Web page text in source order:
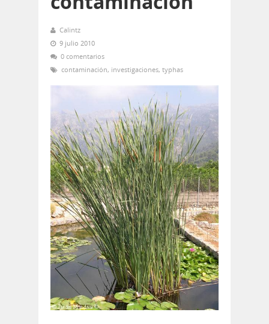
Calintz
9 julio 2010
0 comentarios
contaminación, investigaciones, typhas